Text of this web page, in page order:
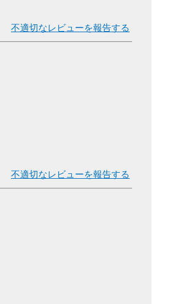
不適切なレビューを報告する
不適切なレビューを報告する